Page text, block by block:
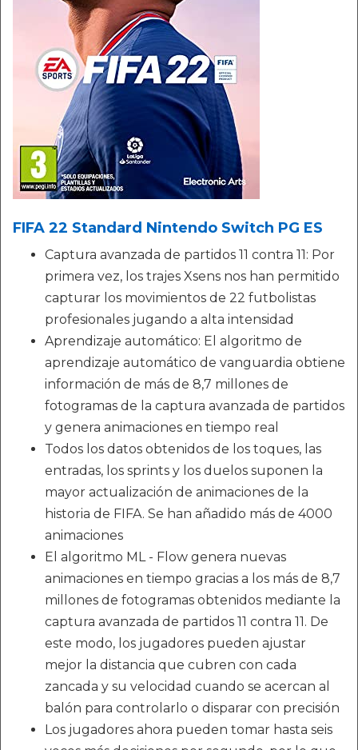
FIFA 22 Standard Nintendo Switch PG ES
Captura avanzada de partidos 11 contra 11: Por
primera vez, los trajes Xsens nos han permitido
capturar los movimientos de 22 futbolistas
profesionales jugando a alta intensidad
Aprendizaje automático: El algoritmo de
aprendizaje automático de vanguardia obtiene
información de más de 8,7 millones de
fotogramas de la captura avanzada de partidos
y genera animaciones en tiempo real
Todos los datos obtenidos de los toques, las
entradas, los sprints y los duelos suponen la
mayor actualización de animaciones de la
historia de FIFA. Se han añadido más de 4000
animaciones
El algoritmo ML - Flow genera nuevas
animaciones en tiempo gracias a los más de 8,7
millones de fotogramas obtenidos mediante la
captura avanzada de partidos 11 contra 11. De
este modo, los jugadores pueden ajustar
mejor la distancia que cubren con cada
zancada y su velocidad cuando se acercan al
balón para controlarlo o disparar con precisión
Los jugadores ahora pueden tomar hasta seis